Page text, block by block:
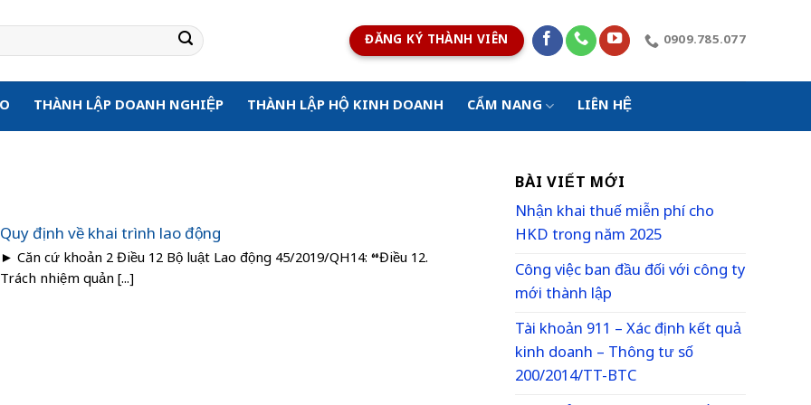
ĐĂNG KÝ THÀNH VIÊN 0909.785.077
THÀNH LẬP DOANH NGHIỆP THÀNH LẬP HỘ KINH DOANH CẨM NANG LIÊN HỆ
Quy định về khai trình lao động
► Căn cứ khoản 2 Điều 12 Bộ luật Lao động 45/2019/QH14: “Điều 12.
Trách nhiệm quản [...]
BÀI VIẾT MỚI
Nhận khai thuế miễn phí cho
HKD trong năm 2025
Công việc ban đầu đối với công ty
mới thành lập
Tài khoản 911 – Xác định kết quả
kinh doanh – Thông tư số
200/2014/TT-BTC